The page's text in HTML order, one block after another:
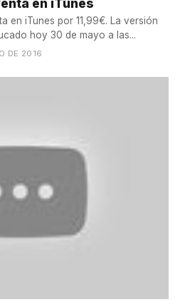
en iTunes por 11,99€. La versión
hoy 30 de mayo a las...
DE 2016